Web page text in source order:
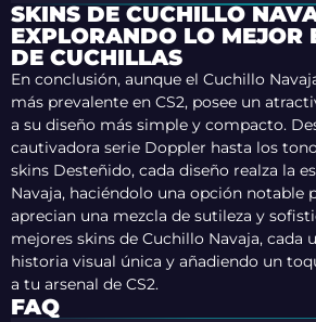
SKINS DE CUCHILLO
EXPLORANDO LO MEJOR
DE CUCHILLAS
En conclusión, aunque el Cuchillo
más prevalente en CS2, posee un
a su diseño más simple y compacto.
cautivadora serie Doppler hasta los
skins Desteñido, cada diseño realza la
Navaja, haciéndolo una opción notable
aprecian una mezcla de sutileza y
mejores skins de Cuchillo Navaja, cada
historia visual única y añadiendo un
a tu arsenal de CS2.
FAQ